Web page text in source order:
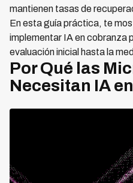
mantienen tasas de
En esta guía práctica, te
implementar IA en cobranza
evaluación inicial hasta la
Por Qué las
Necesitan IA